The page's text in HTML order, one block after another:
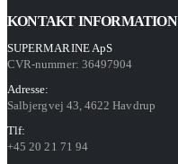
KONTAKT INFORMATION
SUPERMARINE ApS
CVR-nummer: 36497904
Adresse:
Salbjergvej 43, 4622 Havdrup
Tlf:
+45 20 21 71 94